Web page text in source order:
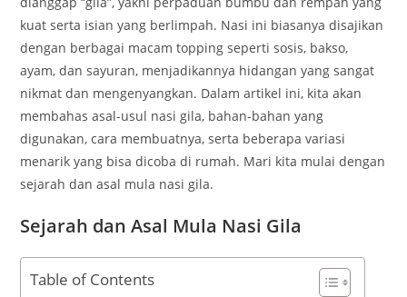
kuat serta isian yang berlimpah. Nasi ini biasanya disajikan
dengan berbagai macam topping seperti sosis, bakso,
ayam, dan sayuran, menjadikannya hidangan yang sangat
nikmat dan mengenyangkan. Dalam artikel ini, kita akan
membahas asal-usul nasi gila, bahan-bahan yang
digunakan, cara membuatnya, serta beberapa variasi
menarik yang bisa dicoba di rumah. Mari kita mulai dengan
sejarah dan asal mula nasi gila.
Sejarah dan Asal Mula Nasi Gila
Table of Contents